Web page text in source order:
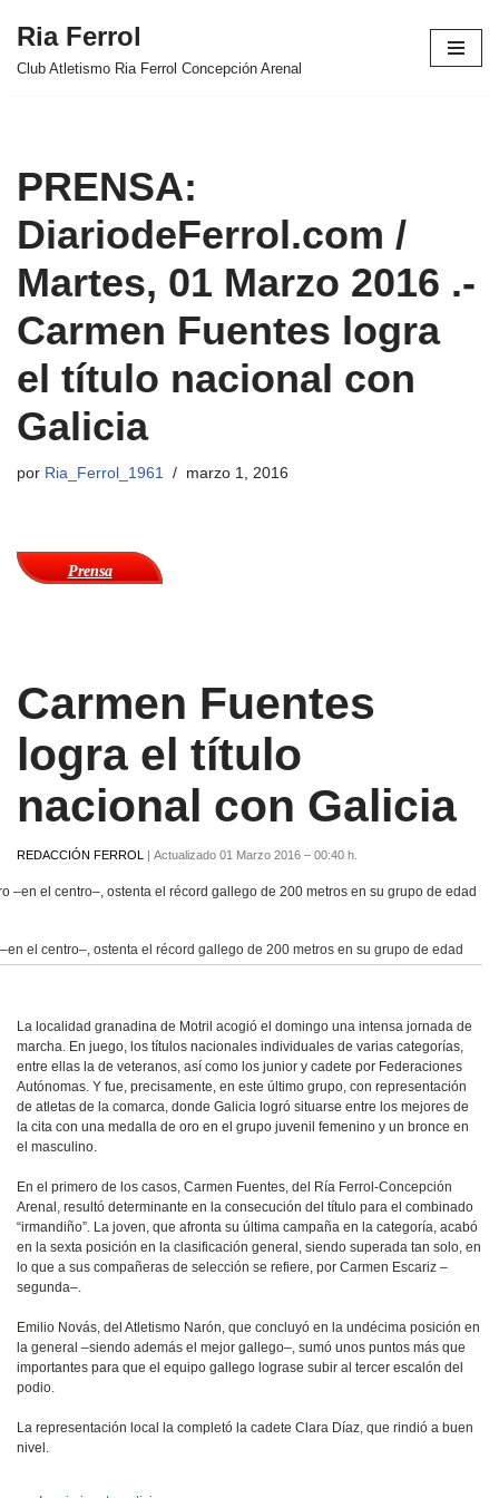
Saltar
Ria Ferrol
Club Atletismo Ria Ferrol Concepción Arenal
PRENSA:
DiariodeFerrol.com /
Martes, 01 Marzo 2016 .-
Carmen Fuentes logra
el título nacional con
Galicia
por Ria_Ferrol_1961 marzo 1, 2016
Prensa
Carmen Fuentes
logra el título
nacional con Galicia
REDACCIÓN FERROL | Actualizado 01 Marzo 2016 – 00:40 h.
el centro–, ostenta el récord gallego de 200 metros en su grupo de edad
La localidad granadina de Motril acogió el domingo una intensa jornada de
marcha. En juego, los títulos nacionales individuales de varias categorías,
entre ellas la de veteranos, así como los junior y cadete por Federaciones
Autónomas. Y fue, precisamente, en este último grupo, con representación
de atletas de la comarca, donde Galicia logró situarse entre los mejores de
la cita con una medalla de oro en el grupo juvenil femenino y un bronce en
el masculino.
En el primero de los casos, Carmen Fuentes, del Ría Ferrol-Concepción
Arenal, resultó determinante en la consecución del título para el combinado
“irmandiño”. La joven, que afronta su última campaña en la categoría, acabó
en la sexta posición en la clasificación general, siendo superada tan solo, en
lo que a sus compañeras de selección se refiere, por Carmen Escariz –
segunda–.
Emilio Novás, del Atletismo Narón, que concluyó en la undécima posición en
la general –siendo además el mejor gallego–, sumó unos puntos más que
importantes para que el equipo gallego lograse subir al tercer escalón del
podio.
La representación local la completó la cadete Clara Díaz, que rindió a buen
nivel.